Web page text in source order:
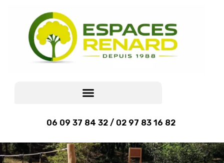
06 09 37 84 32 / 02 97 83 16 82